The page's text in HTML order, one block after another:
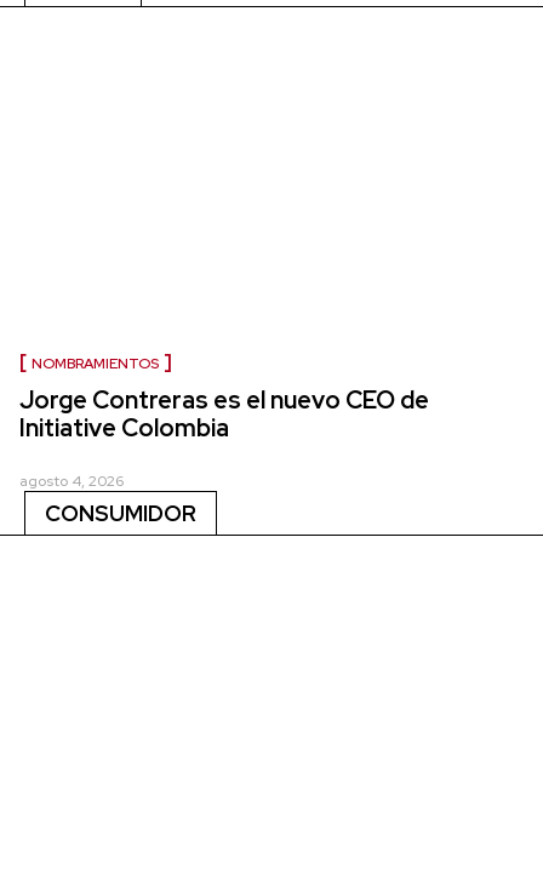
NOMBRAMIENTOS
Jorge Contreras es el nuevo CEO de
Initiative Colombia
agosto 4, 2026
CONSUMIDOR